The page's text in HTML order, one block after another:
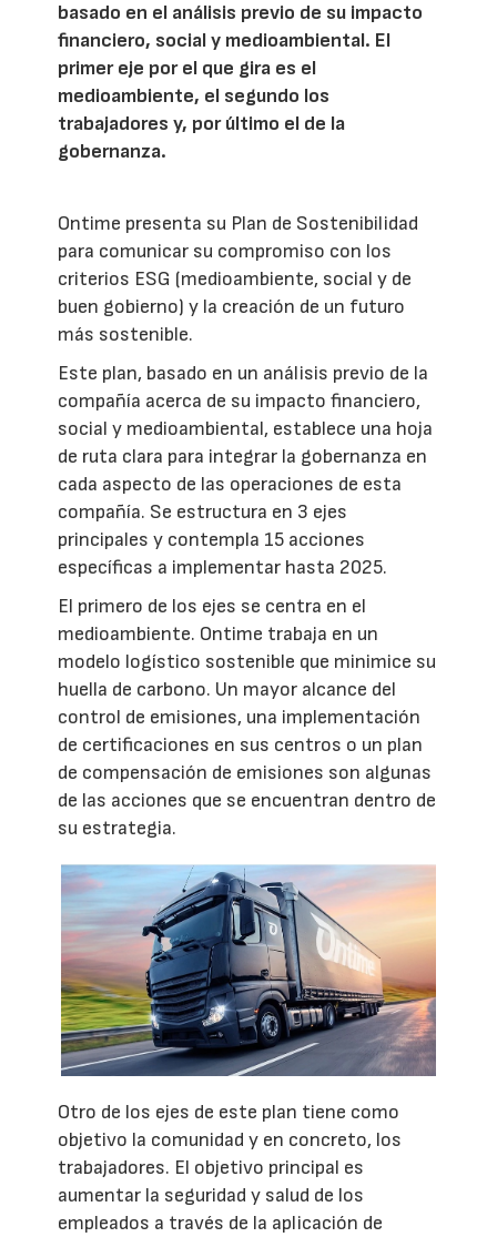
basado en el análisis previo de su impacto
financiero, social y medioambiental. El
primer eje por el que gira es el
medioambiente, el segundo los
trabajadores y, por último el de la
gobernanza.
Ontime presenta su Plan de Sostenibilidad
para comunicar su compromiso con los
criterios ESG (medioambiente, social y de
buen gobierno) y la creación de un futuro
más sostenible.
Este plan, basado en un análisis previo de la
compañía acerca de su impacto financiero,
social y medioambiental, establece una hoja
de ruta clara para integrar la gobernanza en
cada aspecto de las operaciones de esta
compañía. Se estructura en 3 ejes
principales y contempla 15 acciones
específicas a implementar hasta 2025.
El primero de los ejes se centra en el
medioambiente. Ontime trabaja en un
modelo logístico sostenible que minimice su
huella de carbono. Un mayor alcance del
control de emisiones, una implementación
de certificaciones en sus centros o un plan
de compensación de emisiones son algunas
de las acciones que se encuentran dentro de
su estrategia.
Otro de los ejes de este plan tiene como
objetivo la comunidad y en concreto, los
trabajadores. El objetivo principal es
aumentar la seguridad y salud de los
empleados a través de la aplicación de